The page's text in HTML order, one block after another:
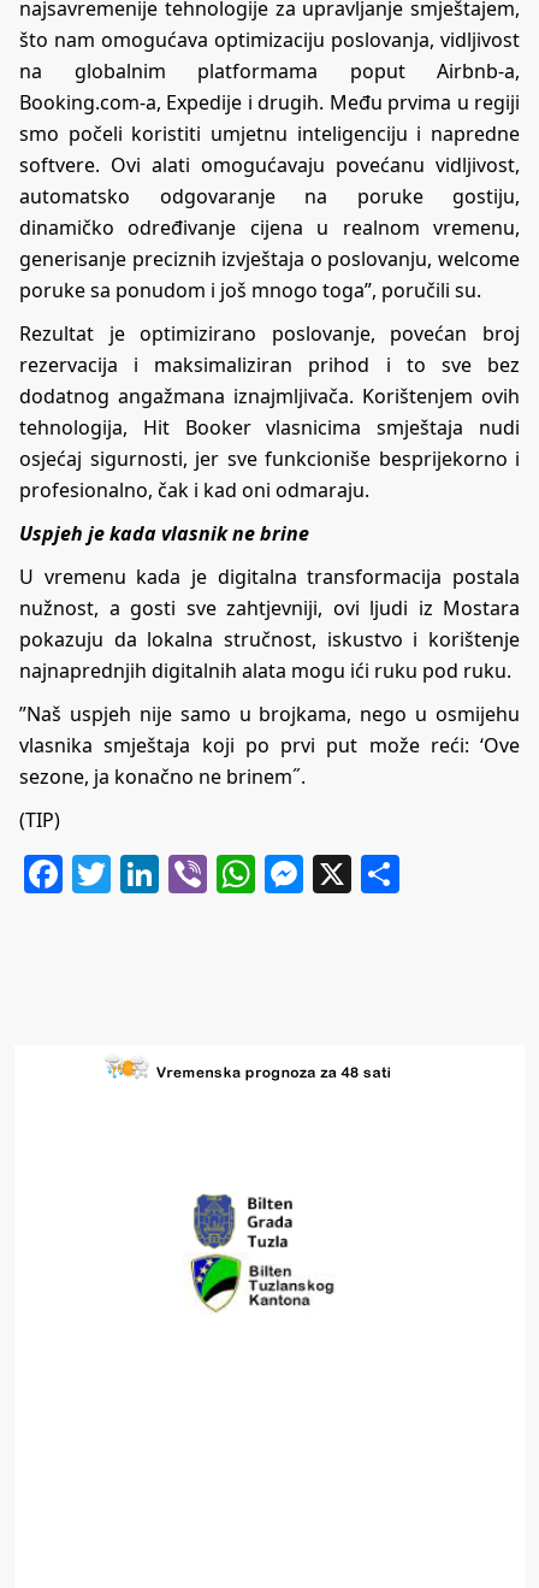
najsavremenije tehnologije za upravljanje smještajem,
što nam omogućava optimizaciju poslovanja, vidljivost
na globalnim platformama poput Airbnb-a,
Booking.com-a, Expedije i drugih. Među prvima u regiji
smo počeli koristiti umjetnu inteligenciju i napredne
softvere. Ovi alati omogućavaju povećanu vidljivost,
automatsko odgovaranje na poruke gostiju,
dinamičko određivanje cijena u realnom vremenu,
generisanje preciznih izvještaja o poslovanju, welcome
poruke sa ponudom i još mnogo toga”, poručili su.
Rezultat je optimizirano poslovanje, povećan broj
rezervacija i maksimaliziran prihod i to sve bez
dodatnog angažmana iznajmljivača. Korištenjem ovih
tehnologija, Hit Booker vlasnicima smještaja nudi
osjećaj sigurnosti, jer sve funkcioniše besprijekorno i
profesionalno, čak i kad oni odmaraju.
Uspjeh je kada vlasnik ne brine
U vremenu kada je digitalna transformacija postala
nužnost, a gosti sve zahtjevniji, ovi ljudi iz Mostara
pokazuju da lokalna stručnost, iskustvo i korištenje
najnaprednjih digitalnih alata mogu ići ruku pod ruku.
”Naš uspjeh nije samo u brojkama, nego u osmijehu
vlasnika smještaja koji po prvi put može reći: ‘Ove
sezone, ja konačno ne brinem˝.
(TIP)
Facebook
Twitter
LinkedIn
ViberWhatsApp
Messenger
X